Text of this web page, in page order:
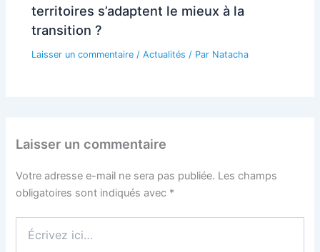
territoires s’adaptent le mieux à la
transition ?
Laisser un commentaire /Actualités / Par Natacha
Laisser un commentaire
Votre adresse e-mail ne sera pas publiée. Les champs
obligatoires sont indiqués avec *
ici…